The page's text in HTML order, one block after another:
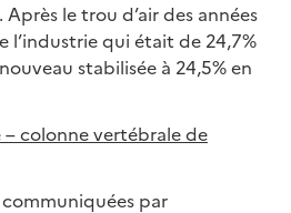
le trou d’air des années
l’industrie qui était de 24,7%
stabilisée à 24,5% en
colonne vertébrale de
par